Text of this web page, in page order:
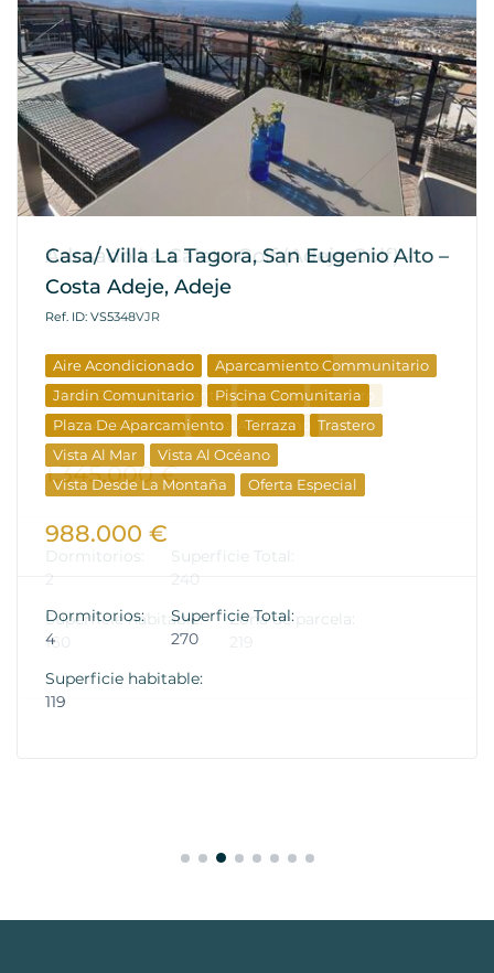
Casa/ Villa La Tagora, San Eugenio Alto –
Costa Adeje, Adeje
Ref. ID: VS5348VJR
Aire Acondicionado
Aparcamiento Communitario
Jardin Comunitario
Piscina Comunitaria
Plaza De Aparcamiento
Terraza
Trastero
Vista Al Mar
Vista Al Océano
Vista Desde La Montaña
Oferta Especial
Propiedades De Reventa
988.000 €
Dormitorios:
4
Superficie Total:
270
Superficie habitable:
119